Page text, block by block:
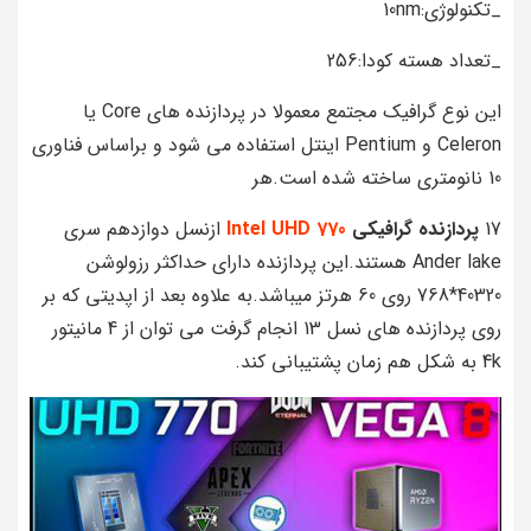
_تکنولوژی:10nm
_تعداد هسته کودا:256
این نوع گرافیک مجتمع معمولا در پردازنده های Core یا
Celeron و Pentium اینتل استفاده می شود و براساس فناوری
10 نانومتری ساخته شده است.هر
17 پردازنده گرافیکی Intel UHD 770 ازنسل دوازدهم سری
Ander lake هستند.این پردازنده دارای حداکثر رزولوشن
40320*768 روی 60 هرتز میباشد.به علاوه بعد از اپدیتی که بر
روی پردازنده های نسل 13 انجام گرفت می توان از 4 مانیتور
4k به شکل هم زمان پشتیبانی کند.